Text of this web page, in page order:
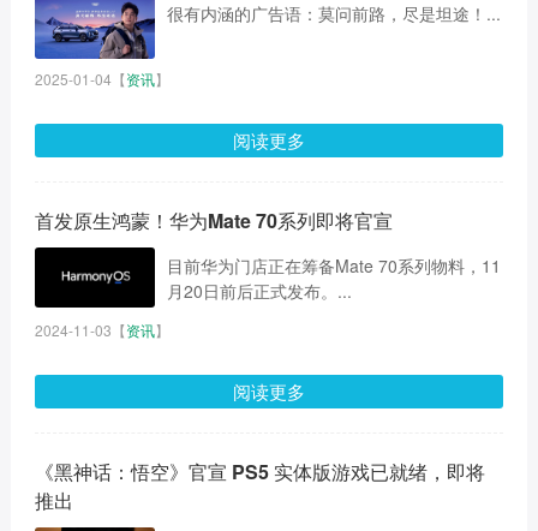
很有内涵的广告语：莫问前路，尽是坦途！...
2025-01-04 【资讯】
阅读更多
首发原生鸿蒙！华为Mate 70系列即将官宣
目前华为门店正在筹备Mate 70系列物料，11
月20日前后正式发布。...
2024-11-03 【资讯】
阅读更多
《黑神话：悟空》官宣 PS5 实体版游戏已就绪，即将
推出